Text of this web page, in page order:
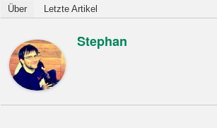
Über Letzte Artikel
Stephan